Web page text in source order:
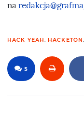
na
HACK YEAH, HACKETON,
5